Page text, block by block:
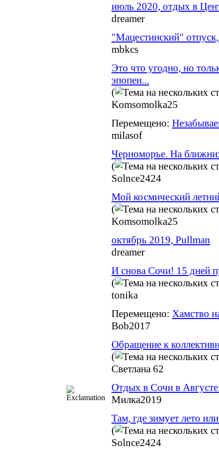
июль 2020, отдых в
dreamer
"Мацестинский"
mbkcs
Это что угодно, но
эпопеи...
(
Komsomolka25
Перемещено:
milasof
Черноморье. На
(
Solnce2424
Мой космический
(
Komsomolka25
октябрь 2019, Pullman
dreamer
И снова Сочи! 15 дней
(
tonika
Перемещено: Хамство
Bob2017
Обращение к
(
Светлана 62
Отдых в Сочи в
Милка2019
Там, где зимует лето
(
Solnce2424